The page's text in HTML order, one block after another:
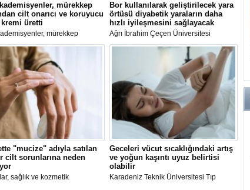
mürekkep
cilt onarıcı ve koruyucu
üretti
mürekkep
elde edilen melanin
ve mikroalglerden izole edilen
bileşenlerle cilt
ve koruyucu güneş kremi
Bor kullanılarak geliştirilecek yara
örtüsü diyabetik yaraların daha
hızlı iyileşmesini sağlayacak
Ağrı İbrahim Çeçen Üniversitesi
öncülüğünde bor kullanılarak
geliştirilecek yara örtüsünün, diyabete
bağlı yaraların enfeksiyon kapma riskini
azaltarak daha hızlı iyileşmesini
sağlaması hedefleniyor.
"mucize" adıyla satılan
cilt sorunlarına neden
sağlık ve kozmetik
Geceleri vücut sıcaklığındaki artış
ve yoğun kaşıntı uyuz belirtisi
olabilir
Karadeniz Teknik Üniversitesi Tıp